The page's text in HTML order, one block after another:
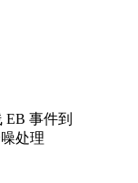
EB 事件到
处理